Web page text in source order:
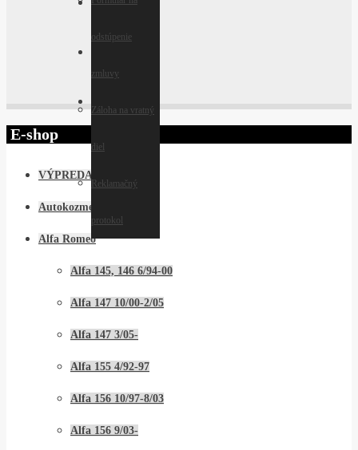
REFERENCIE
odstúpenie
zmluvy
Záloha na vratný
diel
Reklamačný
protokol
E-shop
VÝPREDAJ !!!
Autokozmetika
Alfa Romeo
Alfa 145, 146 6/94-00
Alfa 147 10/00-2/05
Alfa 147 3/05-
Alfa 155 4/92-97
Alfa 156 10/97-8/03
Alfa 156 9/03-